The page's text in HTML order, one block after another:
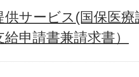
供サービス(国保医
申請書兼請求書）